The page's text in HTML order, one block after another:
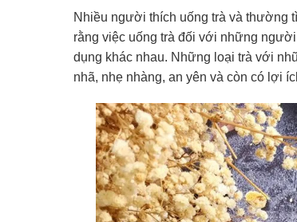
Nhiều người thích uống trà và thường
rằng việc uống trà đối với những
dụng khác nhau. Những loại trà với
nhã, nhẹ nhàng, an yên và còn có lợi